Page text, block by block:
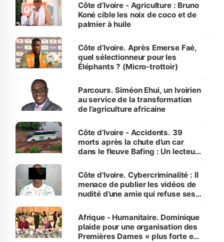
Côte d’Ivoire - Agriculture : Bruno
Koné cible les noix de coco et de
palmier à huile
Côte d’Ivoire. Après Emerse Faé,
quel sélectionneur pour les
Éléphants ? (Micro-trottoir)
Parcours. Siméon Ehui, un Ivoirien
au service de la transformation
de l’agriculture africaine
Côte d’Ivoire - Accidents. 39
morts après la chute d’un car
dans le fleuve Bafing : Un lecteur
des Transports
Côte d'Ivoire. Cybercriminalité : Il
menace de publier les vidéos de
nudité d’une amie qui refuse ses
Afrique - Humanitaire. Dominique
plaide pour une organisation des
Premières Dames « plus forte et